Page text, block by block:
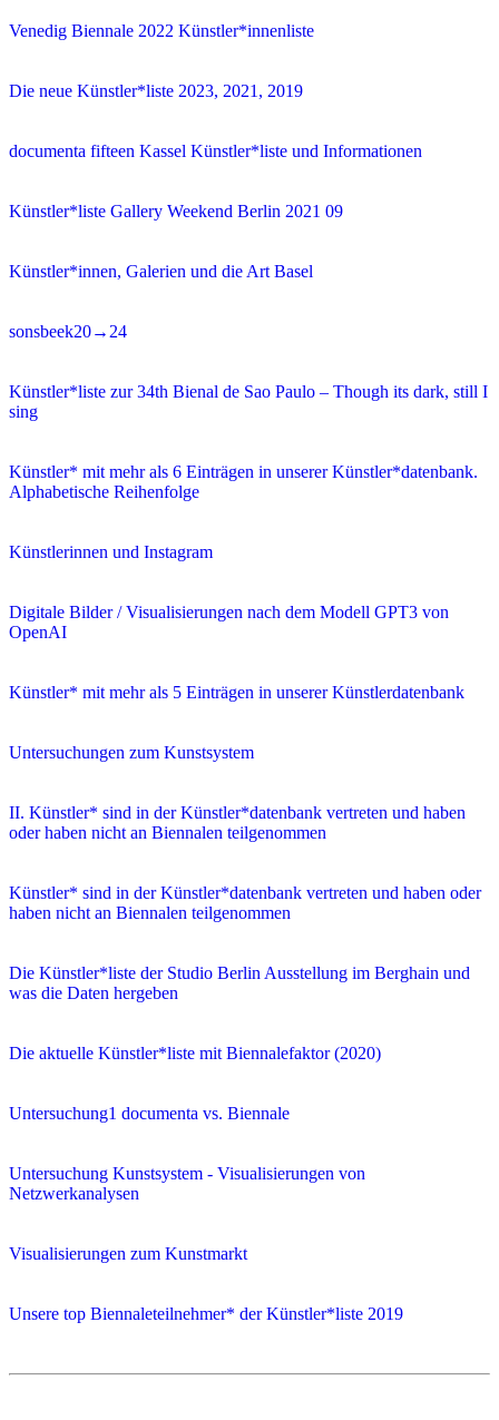
Venedig Biennale 2022 Künstler*innenliste
Die neue Künstler*liste 2023, 2021, 2019
documenta fifteen Kassel Künstler*liste und Informationen
Künstler*liste Gallery Weekend Berlin 2021 09
Künstler*innen, Galerien und die Art Basel
sonsbeek20→24
Künstler*liste zur 34th Bienal de Sao Paulo – Though its dark, still I
sing
Künstler* mit mehr als 6 Einträgen in unserer Künstler*datenbank.
Alphabetische Reihenfolge
Künstlerinnen und Instagram
Digitale Bilder / Visualisierungen nach dem Modell GPT3 von
OpenAI
Künstler* mit mehr als 5 Einträgen in unserer Künstlerdatenbank
Untersuchungen zum Kunstsystem
II. Künstler* sind in der Künstler*datenbank vertreten und haben
oder haben nicht an Biennalen teilgenommen
Künstler* sind in der Künstler*datenbank vertreten und haben oder
haben nicht an Biennalen teilgenommen
Die Künstler*liste der Studio Berlin Ausstellung im Berghain und
was die Daten hergeben
Die aktuelle Künstler*liste mit Biennalefaktor (2020)
Untersuchung1 documenta vs. Biennale
Untersuchung Kunstsystem - Visualisierungen von
Netzwerkanalysen
Visualisierungen zum Kunstmarkt
Unsere top Biennaleteilnehmer* der Künstler*liste 2019